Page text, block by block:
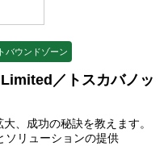
バウンドゾーン
／トスカバノッ
、成功の秘訣を教えます。
ソリューションの提供